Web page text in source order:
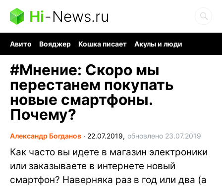
Hi-News.ru
Авито Вояджер Кошка писает
Акулы и люди
#Мнение: Скоро мы
перестанем покупать
новые смартфоны.
Почему?
Александр Богданов ∙ 22.07.2019, обновлено 23.07.2019
Как часто вы идете в магазин электроники
или заказываете в интернете новый
смартфон? Наверняка раз в год или два (а